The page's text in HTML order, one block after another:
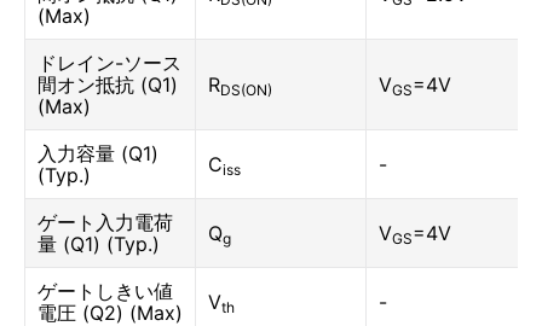
(Max)
ドレイン-ソース
間オン抵抗 (Q1)
(Max)
RDS(ON) VGS=4V
入力容量 (Q1)
(Typ.)
Ciss -
ゲート入力電荷
量 (Q1) (Typ.)
Qg VGS=4V
ゲートしきい値
電圧 (Q2) (Max)
Vth -